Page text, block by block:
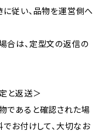
に従い、品物を運営側へ
合は、定型文の返信の
定と返送＞
であると確認された場
でお付けして、大切なお